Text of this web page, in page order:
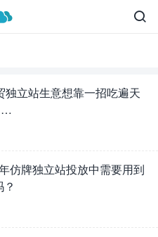
独立站生意想靠一招吃遍天
仿牌独立站投放中需要用到